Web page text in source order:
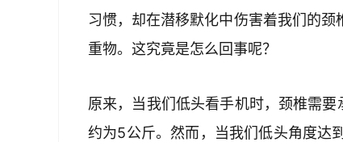
习惯，却在潜移默化中伤害着我们的
重物。这究竟是怎么回事呢？
原来，当我们低头看手机时，颈椎需
约为5公斤。然而，当我们低头角度达